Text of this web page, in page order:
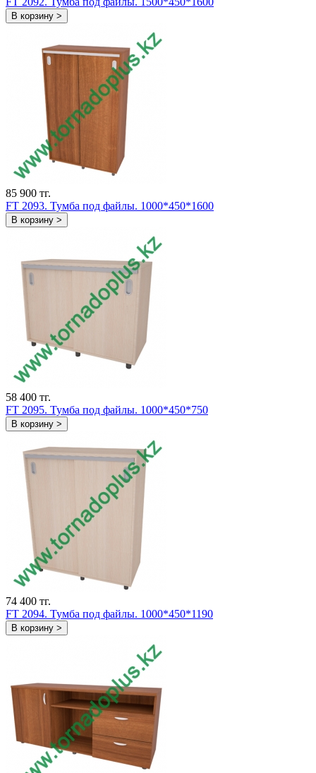
В корзину >
85 900 тг.
FT 2093. Тумба под файлы. 1000*450*1600
В корзину >
58 400 тг.
FT 2095. Тумба под файлы. 1000*450*750
В корзину >
74 400 тг.
FT 2094. Тумба под файлы. 1000*450*1190
В корзину >